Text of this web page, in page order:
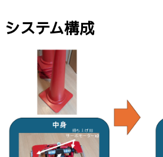
システム構成